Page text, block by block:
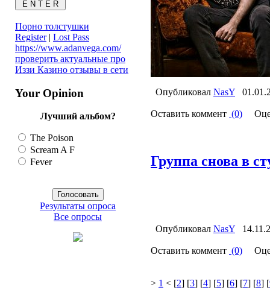
Порно толстушки
Register| Lost Pass
https://www.adanvega.com/
проверить актуальные про
Иззи Казино отзывы в сети
Your Opinion
Лучший альбом?
The Poison
Scream A F
Fever
Результаты опроса
Все опросы
Опубликовал NasY
Оставить коммент (0)
Группа снова в
Опубликовал NasY
Оставить коммент (0)
> 1 < [2] [3] [4] [5] [6] [7] [8] [